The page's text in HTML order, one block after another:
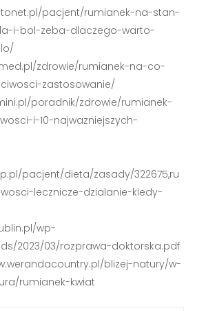
pacjent/rumianek-na-stan-
i-bol-zeba-dlaczego-warto-
zdrowie/rumianek-na-co-
zastosowanie/
poradnik/zdrowie/rumianek-
i-10-najwazniejszych-
pacjent/dieta/zasady/322675,ru
lecznicze-dzialanie-kiedy-
wp-
2023/03/rozprawa-doktorska.pdf
blizej-natury/w-
rumianek-kwiat